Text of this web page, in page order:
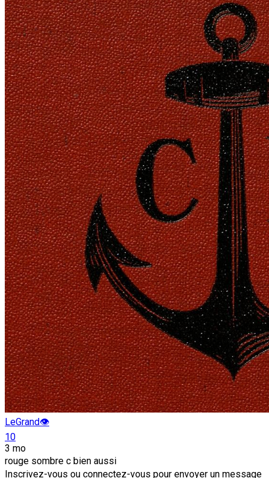
LeGrand👁️
10
3 mo
rouge sombre c bien aussi
Inscrivez-vous ou connectez-vous pour envoyer un message